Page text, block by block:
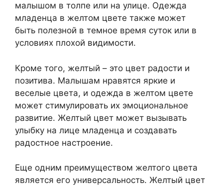
малышом в толпе или на улице. Одежда
младенца в желтом цвете также может
быть полезной в темное время суток или в
условиях плохой видимости.
Кроме того, желтый – это цвет радости и
позитива. Малышам нравятся яркие и
веселые цвета, и одежда в желтом цвете
может стимулировать их эмоциональное
развитие. Желтый цвет может вызывать
улыбку на лице младенца и создавать
радостное настроение.
Еще одним преимуществом желтого цвета
является его универсальность. Желтый цвет